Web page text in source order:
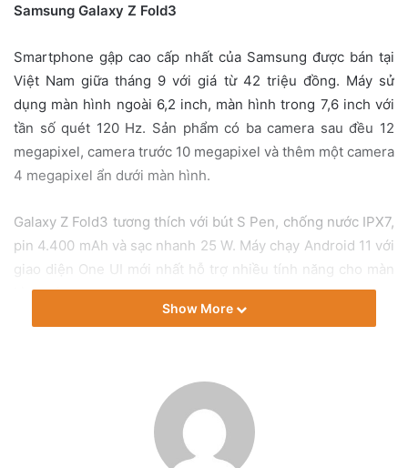
m
i
l
Samsung Galaxy Z Fold3
Smartphone gập cao cấp nhất của Samsung được bán tại
Việt Nam giữa tháng 9 với giá từ 42 triệu đồng. Máy sử
dụng màn hình ngoài 6,2 inch, màn hình trong 7,6 inch với
tần số quét 120 Hz. Sản phẩm có ba camera sau đều 12
megapixel, camera trước 10 megapixel và thêm một camera
4 megapixel ẩn dưới màn hình.
Galaxy Z Fold3 tương thích với bút S Pen, chống nước IPX7,
pin 4.400 mAh và sạc nhanh 25 W. Máy chạy Android 11 với
giao diện One UI mới nhất hỗ trợ nhiều tính năng cho màn
hình gập.
iPhone 13 Pro và 13 Pro Max được bán chính hãng từ ngày
22/10 với giá khởi điểm lần lượt là 30,99 và 33,99 triệu
đồng. Cả hai không đổi thiết kế so với thế hệ cũ, vẫn sử
dụng màn hình 6,1 inch và 6,7 inch, nhưng tai thỏ nhỏ hơn.
Show More